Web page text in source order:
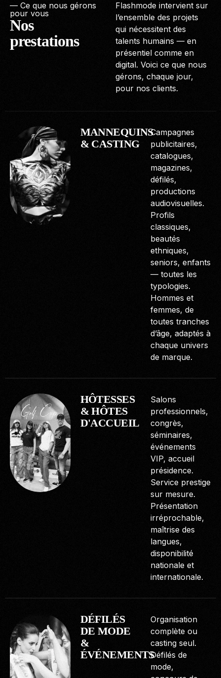
— Ce que nous gérons
pour vous
Nos
prestations
Flashmode intervient sur
l’ensemble des projets
qui nécessitent des
talents humains — en
présentiel comme en
digital. Voici ce que nous
gérons, chaque jour,
pour nos clients.
MANNEQUINS
& CASTING
Campagnes
publicitaires,
catalogues,
magazines,
défilés,
productions
audiovisuelles.
Profils
classiques,
beautés
ethniques,
seniors, enfants
— toutes les
typologies.
Hommes et
femmes, de
toutes tranches
d’âge, adaptés à
chaque univers
de marque.
HÔTESSES
& HÔTES
D'ACCUEIL
Salons
professionnels,
congrès,
séminaires,
événements
VIP, accueil
présidence.
Service prestige
sur mesure.
Présentation
irréprochable,
maîtrise des
langues,
disponibilité
nationale et
internationale.
DÉFILÉS
DE MODE
&
ÉVÉNEMENTS
Organisation
complète ou
casting seul.
Défilés de
mode,